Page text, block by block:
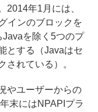
2014年1月には、
インのブロックを
を除く5つのプ
とする（Javaはセ
されている）。
やユーザーからの
末にはNPAPIプラ